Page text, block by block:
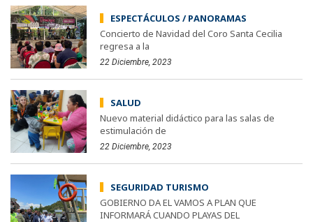
ESPECTÁCULOS / PANORAMAS
Concierto de Navidad del Coro Santa Cecilia
regresa a la
22 Diciembre, 2023
SALUD
Nuevo material didáctico para las salas de
estimulación de
22 Diciembre, 2023
SEGURIDAD TURISMO
GOBIERNO DA EL VAMOS A PLAN QUE
INFORMARÁ CUANDO PLAYAS DEL